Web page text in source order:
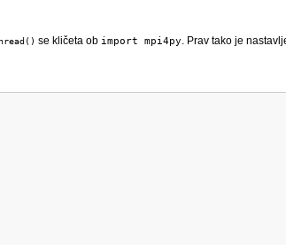
se kličeta ob import mpi4py. Prav tako je